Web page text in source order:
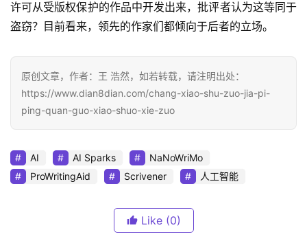
许可从受版权保护的作品中开发出来，批评者认为这等同于
盗窃？目前看来，领先的作家们都倾向于后者的立场。
原创文章，作者：王 浩然，如若转载，请注明出处：
https://www.dian8dian.com/chang-xiao-shu-zuo-jia-pi-
ping-quan-guo-xiao-shuo-xie-zuo
AI AI Sparks
NaNoWriMo
ProWritingAid
Scrivener 人工智能
Like (0)